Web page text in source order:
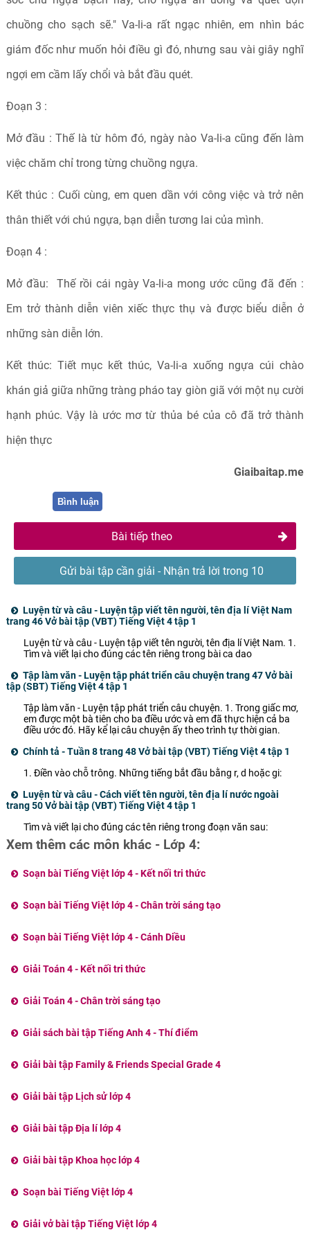
chuồng cho sạch sẽ." Va-li-a rất ngạc nhiên, em nhìn bác
giám đốc như muốn hỏi điều gì đó, nhưng sau vài giây nghĩ
ngợi em cầm lấy chổi và bắt đầu quét.
Đoạn 3 :
Mở đầu : Thế là từ hôm đó, ngày nào Va-li-a cũng đến làm
việc chăm chỉ trong từng chuồng ngựa.
Kết thúc : Cuối cùng, em quen dần với công việc và trở nên
thân thiết với chú ngựa, bạn diễn tương lai của mình.
Đoạn 4 :
Mở đầu: Thế rồi cái ngày Va-li-a mong ước cũng đã đến :
Em trở thành diễn viên xiếc thực thụ và được biểu diễn ở
những sàn diễn lớn.
Kết thúc: Tiết mục kết thúc, Va-li-a xuống ngựa cúi chào
khán giả giữa những tràng pháo tay giòn giã với một nụ cười
hạnh phúc. Vậy là ước mơ từ thủa bé của cô đã trở thành
hiện thực
Giaibaitap.me
Bình luận
Bài tiếp theo
Gửi bài tập cần giải - Nhận trả lời trong 10
Luyện từ và câu - Luyện tập viết tên người, tên địa lí Việt Nam
trang 46 Vở bài tập (VBT) Tiếng Việt 4 tập 1
Luyện từ và câu - Luyện tập viết tên người, tên địa lí Việt Nam. 1.
Tìm và viết lại cho đúng các tên riêng trong bài ca dao
Tập làm văn - Luyện tập phát triển câu chuyện trang 47 Vở bài
tập (SBT) Tiếng Việt 4 tập 1
Tập làm văn - Luyện tập phát triển câu chuyện. 1. Trong giấc mơ,
em được một bà tiên cho ba điều ước và em đã thực hiện cả ba
điều ước đó. Hãy kể lại câu chuyện ấy theo trình tự thời gian.
Chính tả - Tuần 8 trang 48 Vở bài tập (VBT) Tiếng Việt 4 tập 1
1. Điền vào chỗ trông. Những tiếng bắt đầu bằng r, d hoặc gi:
Luyện từ và câu - Cách viết tên người, tên địa lí nước ngoài
trang 50 Vở bài tập (VBT) Tiếng Việt 4 tập 1
Tìm và viết lại cho đúng các tên riêng trong đoạn văn sau:
Xem thêm các môn khác - Lớp 4:
Soạn bài Tiếng Việt lớp 4 - Kết nối tri thức
Soạn bài Tiếng Việt lớp 4 - Chân trời sáng tạo
Soạn bài Tiếng Việt lớp 4 - Cánh Diều
Giải Toán 4 - Kết nối tri thức
Giải Toán 4 - Chân trời sáng tạo
Giải sách bài tập Tiếng Anh 4 - Thí điểm
Giải bài tập Family & Friends Special Grade 4
Giải bài tập Lịch sử lớp 4
Giải bài tập Địa lí lớp 4
Giải bài tập Khoa học lớp 4
Soạn bài Tiếng Việt lớp 4
Giải vở bài tập Tiếng Việt lớp 4